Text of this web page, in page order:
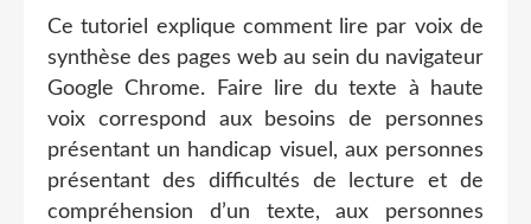
Ce tutoriel explique comment lire par voix de
synthèse des pages web au sein du navigateur
Google Chrome. Faire lire du texte à haute
voix correspond aux besoins de personnes
présentant un handicap visuel, aux personnes
présentant des difficultés de lecture et de
compréhension d’un texte, aux personnes